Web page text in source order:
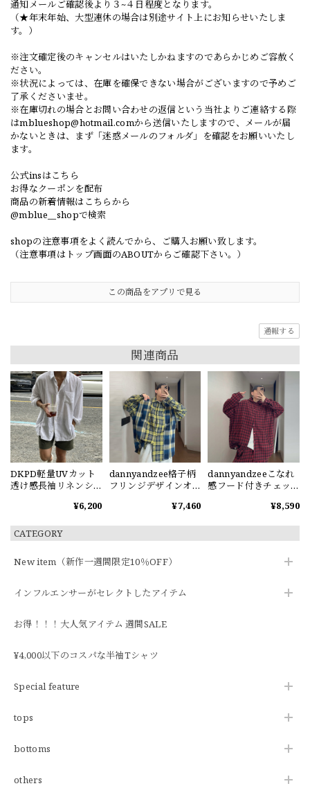
CATEGORY
New item（新作一週間限定10％OFF）
インフルエンサーがセレクトしたアイテム
お得！！！大人気アイテム 週間SALE
¥4,000以下のコスパな半袖Tシャツ
Special feature
tops
bottoms
others
通知メールご確認後より３~４日程度となります。
（★年末年始、大型連休の場合は別途サイト上にお知らせいたしま
す。）
※注文確定後のキャンセルはいたしかねますのであらかじめご容赦く
ださい。
※状況によっては、在庫を確保できない場合がございますので予めご
了承くださいませ。
※在庫切れの場合とお問い合わせの返信という当社よりご連絡する際
はmblueshop@hotmail.comから送信いたしますので、メールが届
かないときは、まず「迷惑メールのフォルダ」を確認をお願いいたし
ます。
公式insはこちら
お得なクーポンを配布
商品の新着情報はこちらから
@mblue__shopで検索
shopの注意事項をよく読んでから、ご購入お願い致します。
（注意事項はトップ画面のABOUTからご確認下さい。）
この商品をアプリで見る
通報する
関連商品
DKPD軽量UVカット
透け感長袖リネンシ
¥6,200
dannyandzee格子柄
フリンジデザインオ
¥7,460
dannyandzeeこなれ
感フード付きチェッ
¥8,590